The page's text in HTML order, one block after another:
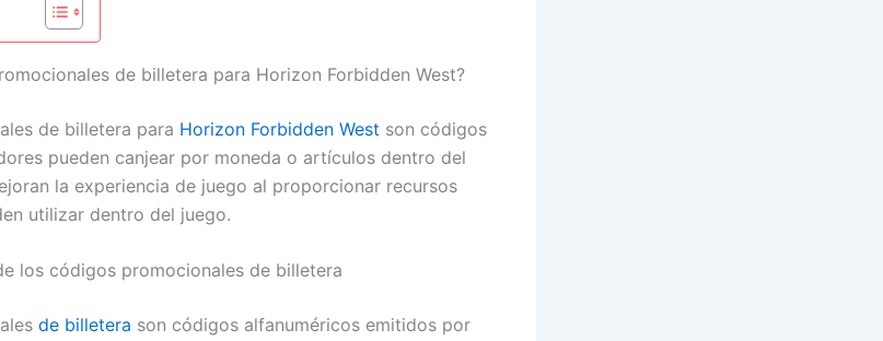
de billetera para Horizon Forbidden West?
de billetera para Horizon Forbidden West son códigos
pueden canjear por moneda o artículos dentro del
la experiencia de juego al proporcionar recursos
utilizar dentro del juego.
los códigos promocionales de billetera
de billetera son códigos alfanuméricos emitidos por